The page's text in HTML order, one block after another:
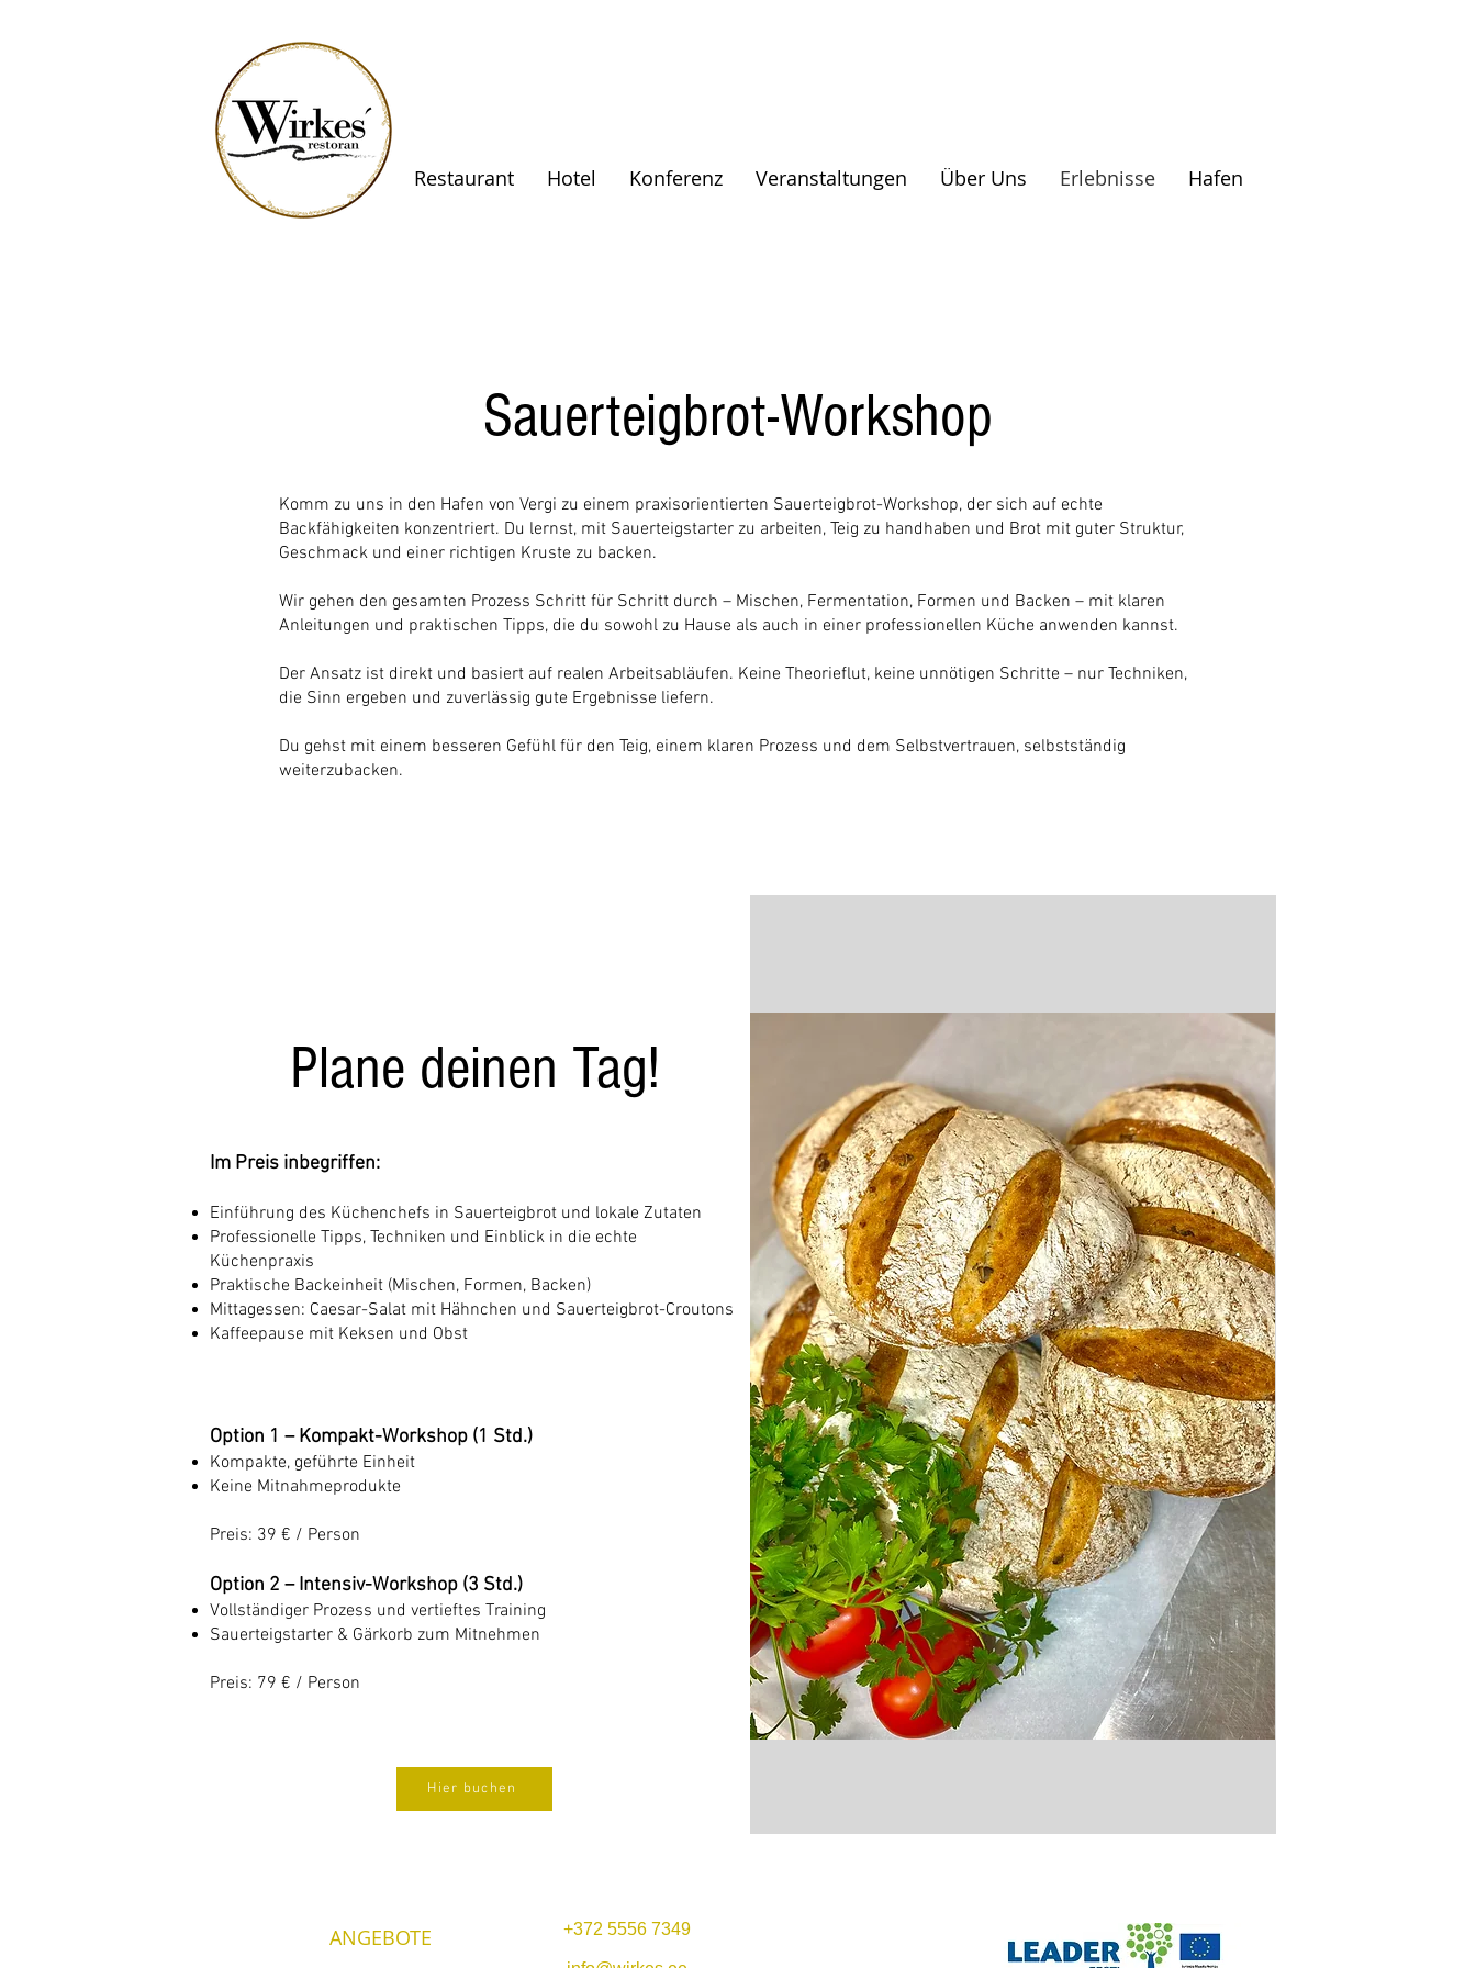
Restaurant Hotel Konferenz Veranstaltungen Über Uns Erlebnisse Hafen
Sauerteigbrot-Workshop
Komm zu uns in den Hafen von Vergi zu einem praxisorientierten Sauerteigbrot-Workshop, der sich auf echte
Backfähigkeiten konzentriert. Du lernst, mit Sauerteigstarter zu arbeiten, Teig zu handhaben und Brot mit guter Struktur,
Geschmack und einer richtigen Kruste zu backen.
Wir gehen den gesamten Prozess Schritt für Schritt durch – Mischen, Fermentation, Formen und Backen – mit klaren
Anleitungen und praktischen Tipps, die du sowohl zu Hause als auch in einer professionellen Küche anwenden kannst.
Der Ansatz ist direkt und basiert auf realen Arbeitsabläufen. Keine Theorieflut, keine unnötigen Schritte – nur Techniken,
die Sinn ergeben und zuverlässig gute Ergebnisse liefern.
Du gehst mit einem besseren Gefühl für den Teig, einem klaren Prozess und dem Selbstvertrauen, selbstständig
weiterzubacken.
Plane deinen Tag!
Im Preis inbegriffen:
Einführung des Küchenchefs in Sauerteigbrot und lokale Zutaten
Professionelle Tipps, Techniken und Einblick in die echte
Küchenpraxis
Praktische Backeinheit (Mischen, Formen, Backen)
Mittagessen: Caesar-Salat mit Hähnchen und Sauerteigbrot-Croutons
Kaffeepause mit Keksen und Obst
Option 1 – Kompakt-Workshop (1 Std.)
Kompakte, geführte Einheit
Keine Mitnahmeprodukte
Preis: 39 € / Person
Option 2 – Intensiv-Workshop (3 Std.)
Vollständiger Prozess und vertieftes Training
Sauerteigstarter & Gärkorb zum Mitnehmen
Preis: 79 € / Person
Hier buchen
ANGEBOTE +372 5556 7349